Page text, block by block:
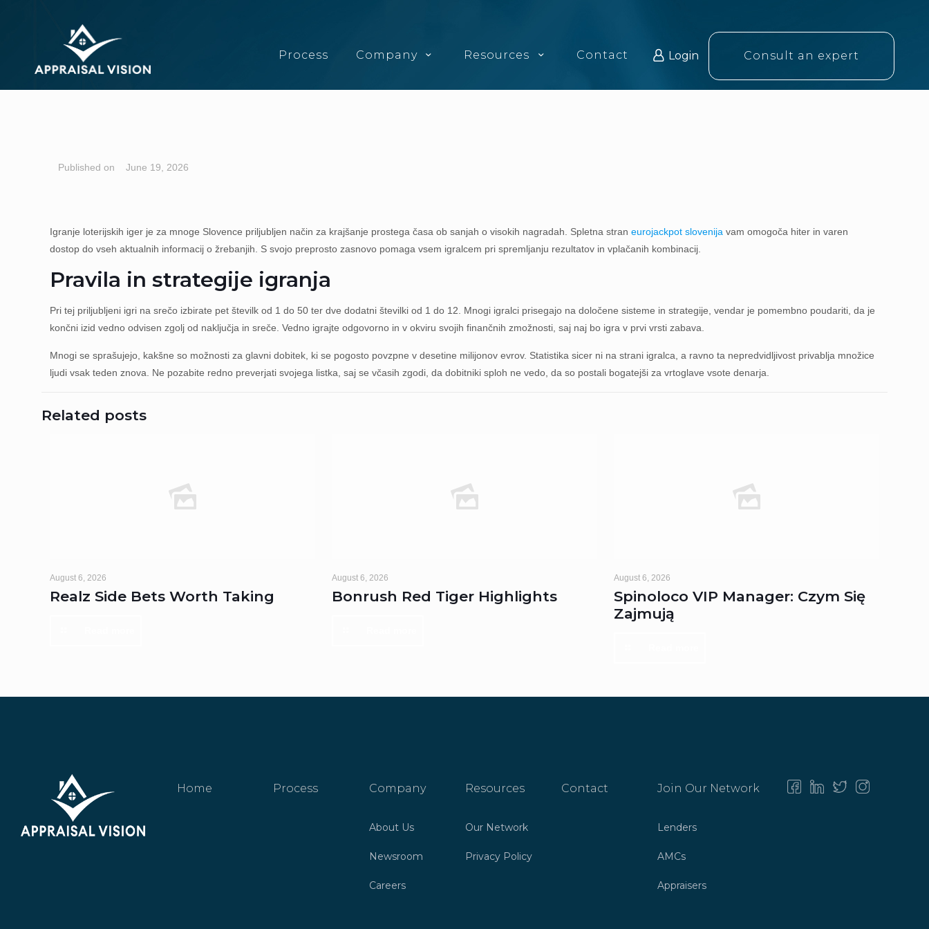
Process Company Resources Contact Login Consult an expert
June 19, 2026
Igranje loterijskih iger je za mnoge Slovence priljubljen način za krajšanje prostega časa ob sanjah o visokih nagradah. Spletna straneurojackpot slovenija vam omogoča hiter in varen
dostop do vseh aktualnih informacij o žrebanjih. S svojo preprosto zasnovo pomaga vsem igralcem pri spremljanju rezultatov in vplačanih kombinacij.
Pravila in strategije igranja
Pri tej priljubljeni igri na srečo izbirate pet številk od 1 do 50 ter dve dodatni številki od 1 do 12. Mnogi igralci prisegajo na določene sisteme in strategije, vendar je pomembno poudariti, da je
končni izid vedno odvisen zgolj od naključja in sreče. Vedno igrajte odgovorno in v okviru svojih finančnih zmožnosti, saj naj bo igra v prvi vrsti zabava.
Mnogi se sprašujejo, kakšne so možnosti za glavni dobitek, ki se pogosto povzpne v desetine milijonov evrov. Statistika sicer ni na strani igralca, a ravno ta nepredvidljivost privablja množice
ljudi vsak teden znova. Ne pozabite redno preverjati svojega listka, saj se včasih zgodi, da dobitniki sploh ne vedo, da so postali bogatejši za vrtoglave vsote denarja.
Related posts
August 6, 2026
Realz Side Bets Worth Taking
August 6, 2026
Bonrush Red Tiger Highlights
August 6, 2026
Spinoloco VIP Manager: Czym Się
Zajmują
Home Process Company
About Us
Newsroom
Careers
Resources
Our Network
Privacy Policy
Contact Join Our Network
Lenders
AMCs
Appraisers